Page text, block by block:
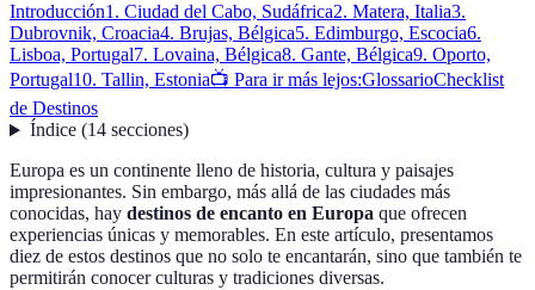
Introducción1. Ciudad del Cabo, Sudáfrica2. Matera, Italia3.
Dubrovnik, Croacia4. Brujas, Bélgica5. Edimburgo, Escocia6.
Lisboa, Portugal7. Lovaina, Bélgica8. Gante, Bélgica9. Oporto,
Portugal10. Tallin, Estonia📺 Para ir más lejos:GlossarioChecklist
de Destinos
Índice(14 secciones)
Europa es un continente lleno de historia, cultura y paisajes
impresionantes. Sin embargo, más allá de las ciudades más
conocidas, hay destinos de encanto en Europa que ofrecen
experiencias únicas y memorables. En este artículo, presentamos
diez de estos destinos que no solo te encantarán, sino que también te
permitirán conocer culturas y tradiciones diversas.